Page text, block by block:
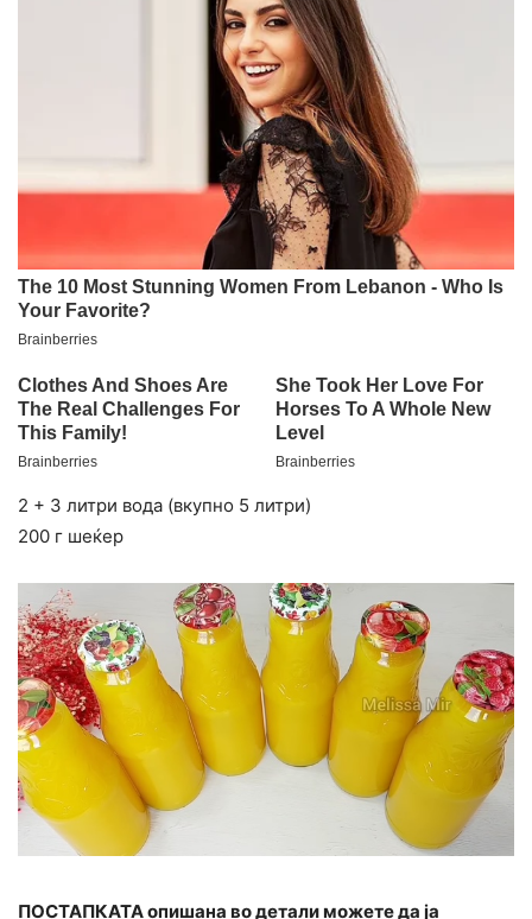
2 + 3 литри вода (вкупно 5 литри)
200 г шеќер
ПОСТАПКАТА опишана во детали можете да ја